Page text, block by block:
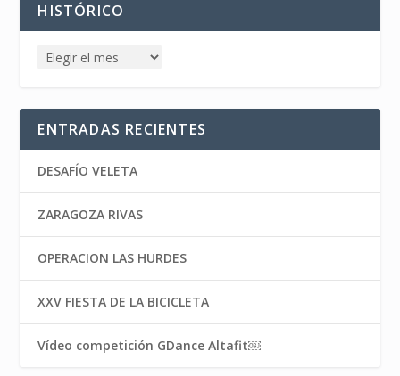
HISTÓRICO
ENTRADAS RECIENTES
DESAFÍO VELETA
ZARAGOZA RIVAS
OPERACION LAS HURDES
XXV FIESTA DE LA BICICLETA
Vídeo competición GDance Altafit￼